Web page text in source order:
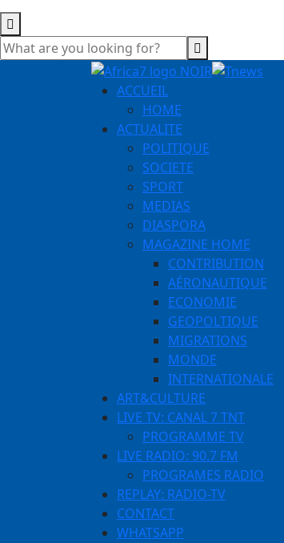
ACCUEIL
HOME
ACTUALITE
POLITIQUE
SOCIETE
SPORT
MEDIAS
DIASPORA
MAGAZINE HOME
CONTRIBUTION
AÉRONAUTIQUE
ECONOMIE
GEOPOLTIQUE
MIGRATIONS
MONDE
INTERNATIONALE
ART&CULTURE
LIVE TV: CANAL 7 TNT
PROGRAMME TV
LIVE RADIO: 90.7 FM
PROGRAMES RADIO
REPLAY: RADIO-TV
CONTACT
WHATSAPP